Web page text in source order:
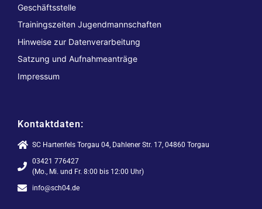
Geschäftsstelle
Trainingszeiten Jugendmannschaften
Hinweise zur Datenverarbeitung
Satzung und Aufnahmeanträge
Impressum
Kontaktdaten:
SC Hartenfels Torgau 04, Dahlener Str. 17, 04860 Torgau
03421 776427
(Mo., Mi. und Fr. 8:00 bis 12:00 Uhr)
info@sch04.de